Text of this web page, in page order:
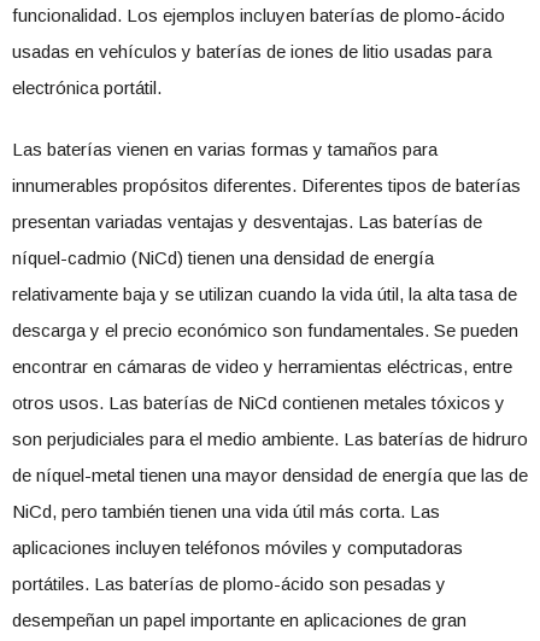
funcionalidad. Los ejemplos incluyen baterías de plomo-ácido
usadas en vehículos y baterías de iones de litio usadas para
electrónica portátil.
Las baterías vienen en varias formas y tamaños para
innumerables propósitos diferentes. Diferentes tipos de baterías
presentan variadas ventajas y desventajas. Las baterías de
níquel-cadmio (NiCd) tienen una densidad de energía
relativamente baja y se utilizan cuando la vida útil, la alta tasa de
descarga y el precio económico son fundamentales. Se pueden
encontrar en cámaras de video y herramientas eléctricas, entre
otros usos. Las baterías de NiCd contienen metales tóxicos y
son perjudiciales para el medio ambiente. Las baterías de hidruro
de níquel-metal tienen una mayor densidad de energía que las de
NiCd, pero también tienen una vida útil más corta. Las
aplicaciones incluyen teléfonos móviles y computadoras
portátiles. Las baterías de plomo-ácido son pesadas y
desempeñan un papel importante en aplicaciones de gran